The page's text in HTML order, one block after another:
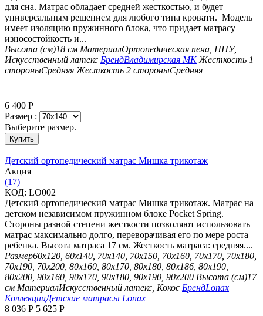
для сна. Матрас обладает средней жесткостью, и будет
универсальным решением для любого типа кровати. Модель
имеет изоляцию пружинного блока, что придает матрасу
износостойкость и...
Высота (см)18 см МатериалОртопедическая пена, ППУ,
Искусственный латекс БрендВладимирская МК Жесткость 1
стороныСредняя Жесткость 2 стороныСредняя
6 400 Р
Размер :
Выберите размер.
Купить
Детский ортопедический матрас Мишка трикотаж
Aкция
(17)
КОД: LO002
Детский ортопедический матрас Мишка трикотаж. Матрас на
детском независимом пружинном блоке Pocket Spring.
Стороны разной степени жесткости позволяют использовать
матрас максимально долго, переворачивая его по мере роста
ребенка. Высота матраса 17 см. Жесткость матраса: средняя....
Размер60х120, 60х140, 70х140, 70х150, 70х160, 70х170, 70х180,
70х190, 70х200, 80х160, 80х170, 80х180, 80х186, 80х190,
80х200, 90х160, 90х170, 90х180, 90х190, 90х200 Высота (см)17
см МатериалИскусственный латекс, Кокос БрендLonax
КоллекцииДетские матрасы Lonax
8 036 Р 5 625 Р